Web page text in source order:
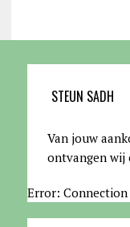
STEUN SADH
Van jouw
ontvangen wij
Error: